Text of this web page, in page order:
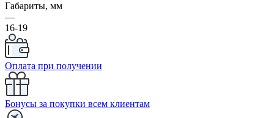
Габариты, мм
—
16-19
Оплата при получении
Бонусы за покупки всем клиентам